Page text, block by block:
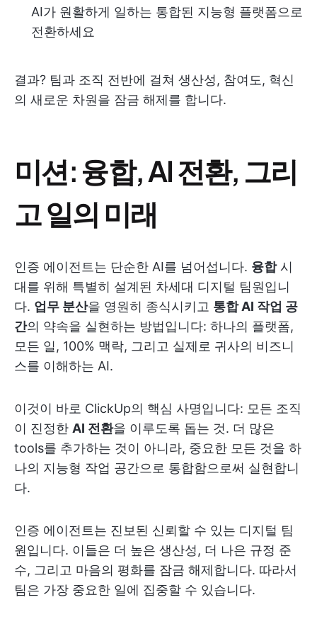
AI가 원활하게 일하는 통합된 지능형 플랫폼으로
전환하세요
결과? 팀과 조직 전반에 걸쳐 생산성, 참여도, 혁신
의 새로운 차원을 잠금 해제를 합니다.
미션: 융합, AI 전환, 그리
고 일의 미래
인증 에이전트는 단순한 AI를 넘어섭니다. 융합시
대를 위해 특별히 설계된 차세대 디지털 팀원입니
다. 업무 분산을 영원히 종식시키고 통합 AI 작업 공
간의 약속을 실현하는 방법입니다: 하나의 플랫폼,
모든 일, 100% 맥락, 그리고 실제로 귀사의 비즈니
스를 이해하는 AI.
이것이 바로 ClickUp의 핵심 사명입니다: 모든 조직
이 진정한 AI 전환을 이루도록 돕는 것. 더 많은
tools를 추가하는 것이 아니라, 중요한 모든 것을 하
나의 지능형 작업 공간으로 통합함으로써 실현합니
다.
인증 에이전트는 진보된 신뢰할 수 있는 디지털 팀
원입니다. 이들은 더 높은 생산성, 더 나은 규정 준
수, 그리고 마음의 평화를 잠금 해제합니다. 따라서
팀은 가장 중요한 일에 집중할 수 있습니다.